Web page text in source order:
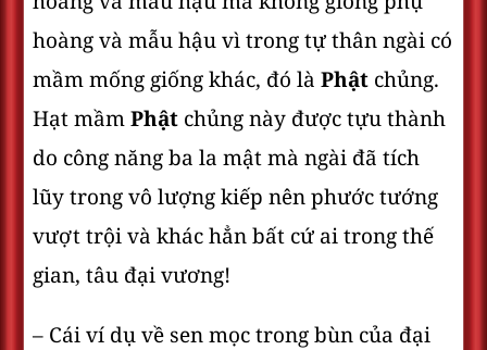
hoàng và mẫu hậu vì trong tự thân ngài có
mầm mống giống khác, đó là Phật chủng.
Hạt mầmPhật chủng này được tựu thành
do công năng ba la mật mà ngài đã tích
lũy trong vô lượng kiếp nên phước tướng
vượt trội và khác hẳn bất cứ ai trong thế
gian, tâu đại vương!
– Cái ví dụ về sen mọc trong bùn của đại